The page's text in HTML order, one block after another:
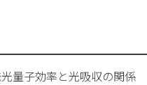
子効率と光吸収の関係